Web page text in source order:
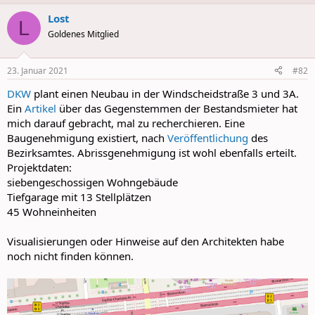
a
c
i
s
L Lost
Goldenes Mitglied
23. Januar 2021 #82
DKW plant einen Neubau in der Windscheidstraße 3 und 3A.
Ein Artikel über das Gegenstemmen der Bestandsmieter hat
mich darauf gebracht, mal zu recherchieren. Eine
Baugenehmigung existiert, nach Veröffentlichung des
Bezirksamtes. Abrissgenehmigung ist wohl ebenfalls erteilt.
Projektdaten:
siebengeschossigen Wohngebäude
Tiefgarage mit 13 Stellplätzen
45 Wohneinheiten
Visualisierungen oder Hinweise auf den Architekten habe
noch nicht finden können.